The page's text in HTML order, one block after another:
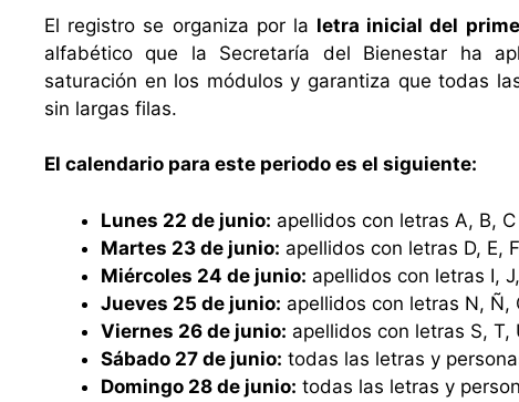
El registro se organiza por la letra inicial del
alfabético que la Secretaría del Bienestar ha
saturación en los módulos y garantiza que todas
sin largas filas.
El calendario para este periodo es el siguiente:
Lunes 22 de junio: apellidos con letras A, B, C
Martes 23 de junio: apellidos con letras D, E,
Miércoles 24 de junio: apellidos con letras I,
Jueves 25 de junio: apellidos con letras N, Ñ,
Viernes 26 de junio: apellidos con letras S, T,
Sábado 27 de junio: todas las letras y
Domingo 28 de junio: todas las letras y